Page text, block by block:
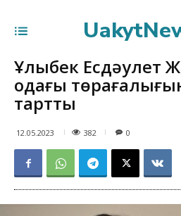
Ұлықбек Есдәулет
одағы
тартты
12.05.2023 382 0